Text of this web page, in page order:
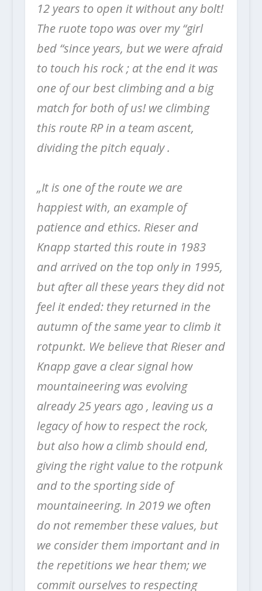
12 years to open it without any bolt!
The ruote topo was over my “girl
bed “since years, but we were afraid
to touch his rock ; at the end it was
one of our best climbing and a big
match for both of us! we climbing
this route RP in a team ascent,
dividing the pitch equaly .
„It is one of the route we are
happiest with, an example of
patience and ethics. Rieser and
Knapp started this route in 1983
and arrived on the top only in 1995,
but after all these years they did not
feel it ended: they returned in the
autumn of the same year to climb it
rotpunkt. We believe that Rieser and
Knapp gave a clear signal how
mountaineering was evolving
already 25 years ago , leaving us a
legacy of how to respect the rock,
but also how a climb should end,
giving the right value to the rotpunk
and to the sporting side of
mountaineering. In 2019 we often
do not remember these values, but
we consider them important and in
the repetitions we hear them; we
commit ourselves to respecting